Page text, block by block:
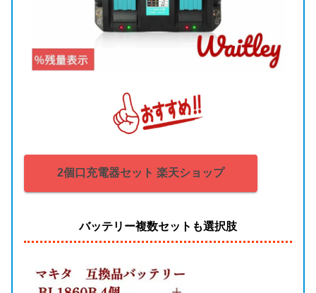
2個口充電器セット 楽天ショップ
バッテリー複数セットも選択肢